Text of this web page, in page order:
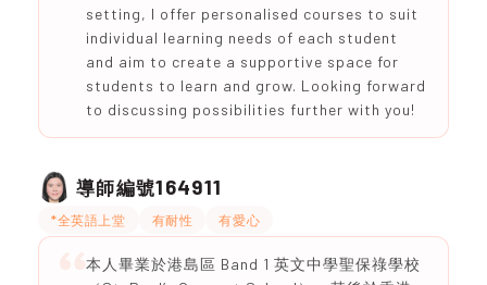
setting, I offer personalised courses to suit
individual learning needs of each student
and aim to create a supportive space for
students to learn and grow. Looking forward
to discussing possibilities further with you!
導師編號164911
*全英語上堂 有耐性 有愛心
本人畢業於港島區 Band 1 英文中學聖保祿學校